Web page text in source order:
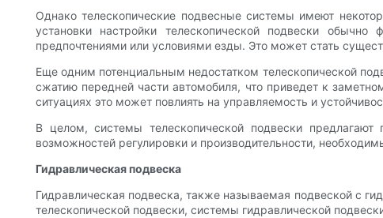
Однако телескопические подвесные системы имеют
установки настройки телескопической подвески
предпочтениями или условиями езды. Это может стать
Еще одним потенциальным недостатком телескопической
сжатию передней части автомобиля, что приведет к
ситуациях это может повлиять на управляемость и
В целом, системы телескопической подвески
возможностей регулировки и производительности,
Гидравлическая подвеска
Гидравлическая подвеска, также называемая подвеской с
телескопической подвески, системы гидравлической